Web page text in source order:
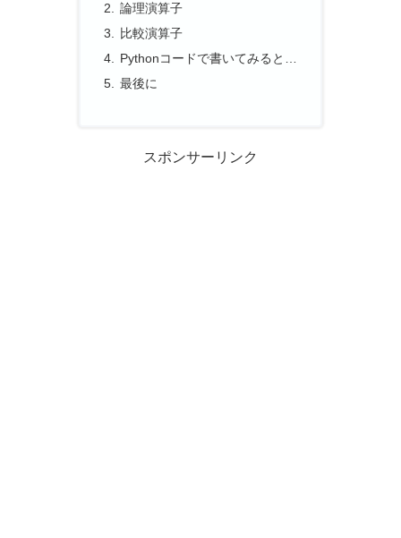
論理演算子
比較演算子
Pythonコードで書いてみると…
最後に
スポンサーリンク